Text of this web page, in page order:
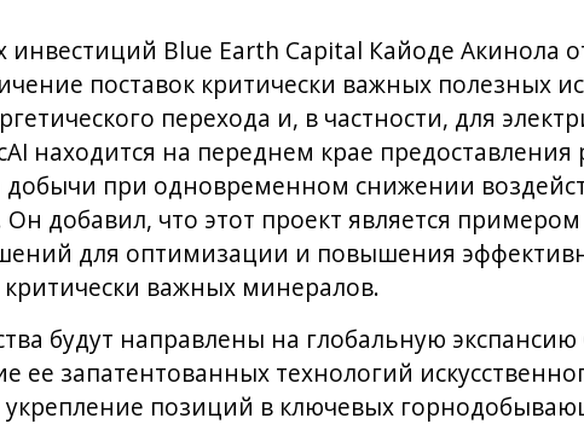
инвестиций Blue Earth Capital Кайоде Акинола
поставок критически важных полезных
перехода и, в частности, для
находится на переднем крае
добычи при одновременном снижении
добавил, что этот проект является
для оптимизации и повышения
важных минералов.
будут направлены на глобальную экспансию
ее запатентованных технологий
укрепление позиций в ключевых